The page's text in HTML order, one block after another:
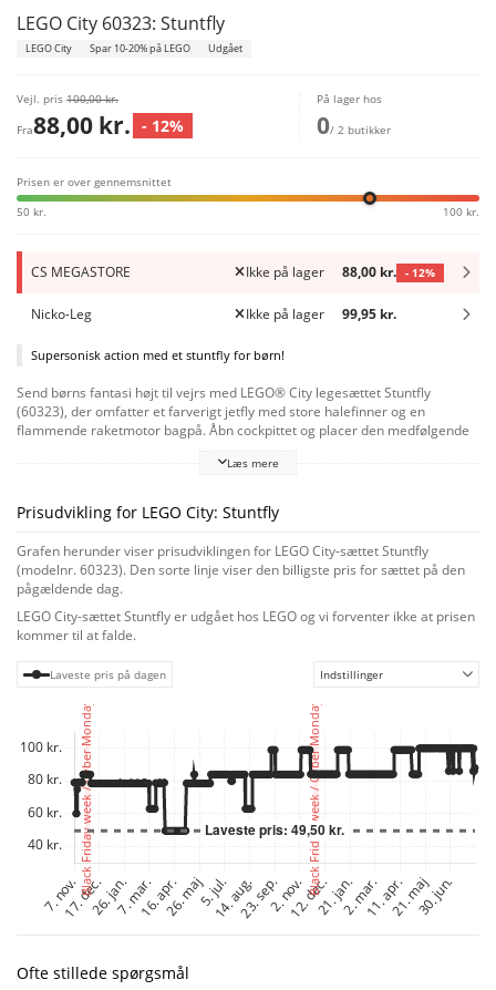
LEGO City 60323: Stuntfly
LEGO City Spar 10-20% på LEGO Udgået
Vejl. pris 100,00 kr.
Fra88,00 kr. - 12%
På lager hos
0/ 2 butikker
Prisen er over gennemsnittet
50 kr. 100 kr.
CS MEGASTORE Ikke på lager 88,00 kr. - 12%
Nicko-Leg Ikke på lager 99,95 kr.
Supersonisk action med et stuntfly for børn!
Send børns fantasi højt til vejrs med LEGO® City legesættet Stuntfly
(60323), der omfatter et farverigt jetfly med store halefinner og en
flammende raketmotor bagpå. Åbn cockpittet og placer den medfølgende
fordybende byggeoplevelse for børn fra 5 år
trykt format samt digital byggeguide i den gratis app LEGO
Byggevejledninger til smartphones og tablets. Med denne fantastiske
trinvise interaktive guide kan børn zoome ind på, dreje og visualisere den
færdige model fra alle vinkler, mens de bygger. LEGO City Fantastiske
fartøjer
Børn vokser op omgivet af fantastiske fartøjer og maskiner, og med
byggesæt fra LEGO City Fantastiske fartøjer kan de udforske dem tæt på
med realistiske modeller og sjove figurer, der inspirerer til ubegrænset
Læs mere
Prisudvikling for LEGO City: Stuntfly
Grafen herunder viser prisudviklingen for LEGO City-sættet Stuntfly
(modelnr. 60323). Den sorte linje viser den billigste pris for sættet på den
pågældende dag.
LEGO City-sættet Stuntfly er udgået hos LEGO og vi forventer ikke at prisen
kommer til at falde.
Laveste pris på dagen Indstillinger
Ofte stillede spørgsmål